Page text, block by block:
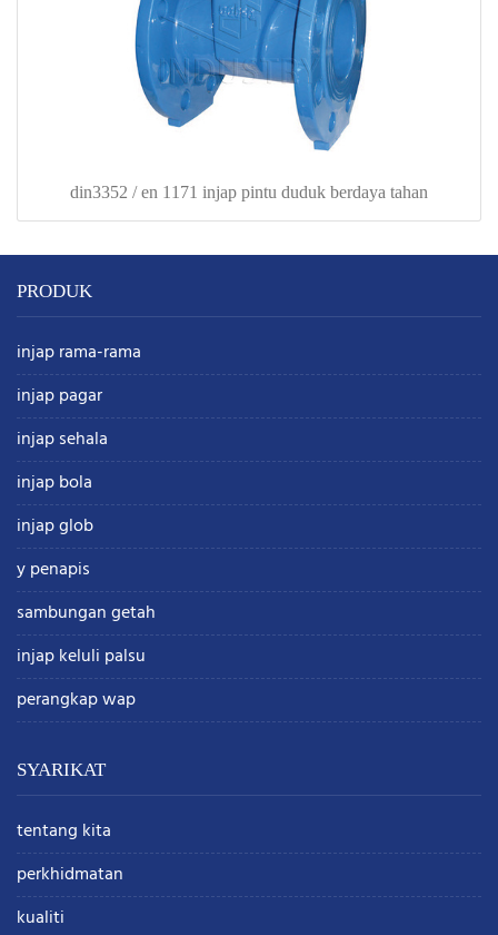
din3352 / en 1171 injap pintu duduk berdaya tahan
PRODUK
injap rama-rama
injap pagar
injap sehala
injap bola
injap glob
y penapis
sambungan getah
injap keluli palsu
perangkap wap
SYARIKAT
tentang kita
perkhidmatan
kualiti